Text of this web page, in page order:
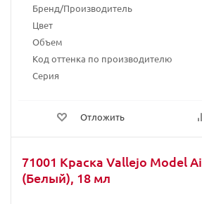
Бренд/Производитель
Цвет
Объем
Код оттенка по производителю
Серия
Отложить
71001 Краска Vallejo Model
(Белый), 18 мл